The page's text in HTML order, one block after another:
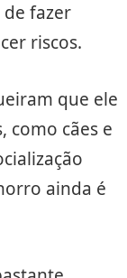
fazer
riscos.
que ele
como cães e
ainda é